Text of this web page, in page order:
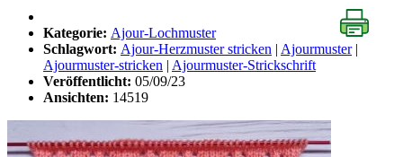
Kategorie: Ajour-Lochmuster
Schlagwort: Ajour-Herzmuster stricken Ajourmuster|
Ajourmuster-stricken Ajourmuster-Strickschrift
Veröffentlicht: 05/09/23
Ansichten: 14519